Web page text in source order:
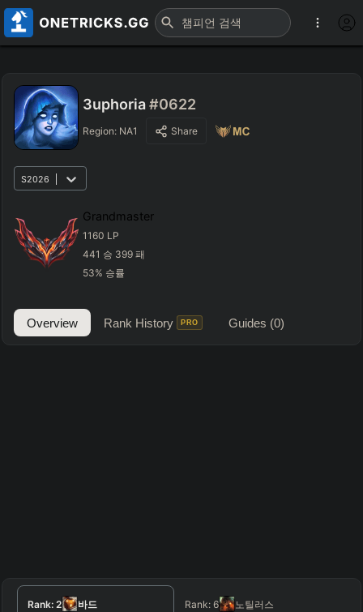
3uphoria #0622
Region: NA1 Share
S2026
Grandmaster
1160 LP
441 승 399 패
53% 승률
Overview Rank History PRO Guides (0)
Rank: 2
바드
Rank: 6
노틸러스